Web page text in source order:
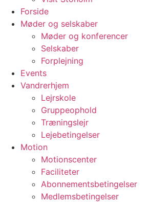
Forside
Møder og selskaber
Møder og konferencer
Selskaber
Forplejning
Events
Vandrerhjem
Lejrskole
Gruppeophold
Træningslejr
Lejebetingelser
Motion
Motionscenter
Faciliteter
Abonnementsbetingelser
Medlemsbetingelser